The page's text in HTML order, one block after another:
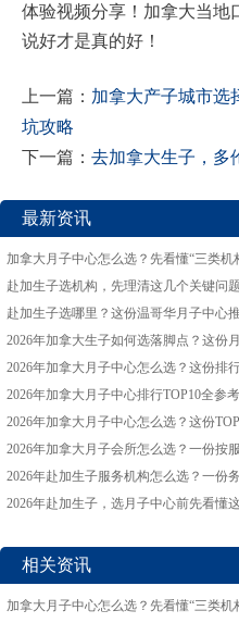
体验视频分享！加拿大当地
说好才是真的好！
上一篇： 加拿大产子城市选
坑攻略
下一篇： 去加拿大生子，多
最新资讯
加拿大月子中心怎么选？先看懂“三类机
赴加生子选机构，先理清这几个关键问题
赴加生子选哪里？这份温哥华月子中心
2026年加拿大生子如何选落脚点？这份
2026年加拿大月子中心怎么选？这份排
2026年加拿大月子中心排行TOP10全参考
2026年加拿大月子中心怎么选？这份
2026年加拿大月子会所怎么选？一份按
2026年赴加生子服务机构怎么选？一份
2026年赴加生子，选月子中心前先看懂
相关资讯
加拿大月子中心怎么选？先看懂“三类机